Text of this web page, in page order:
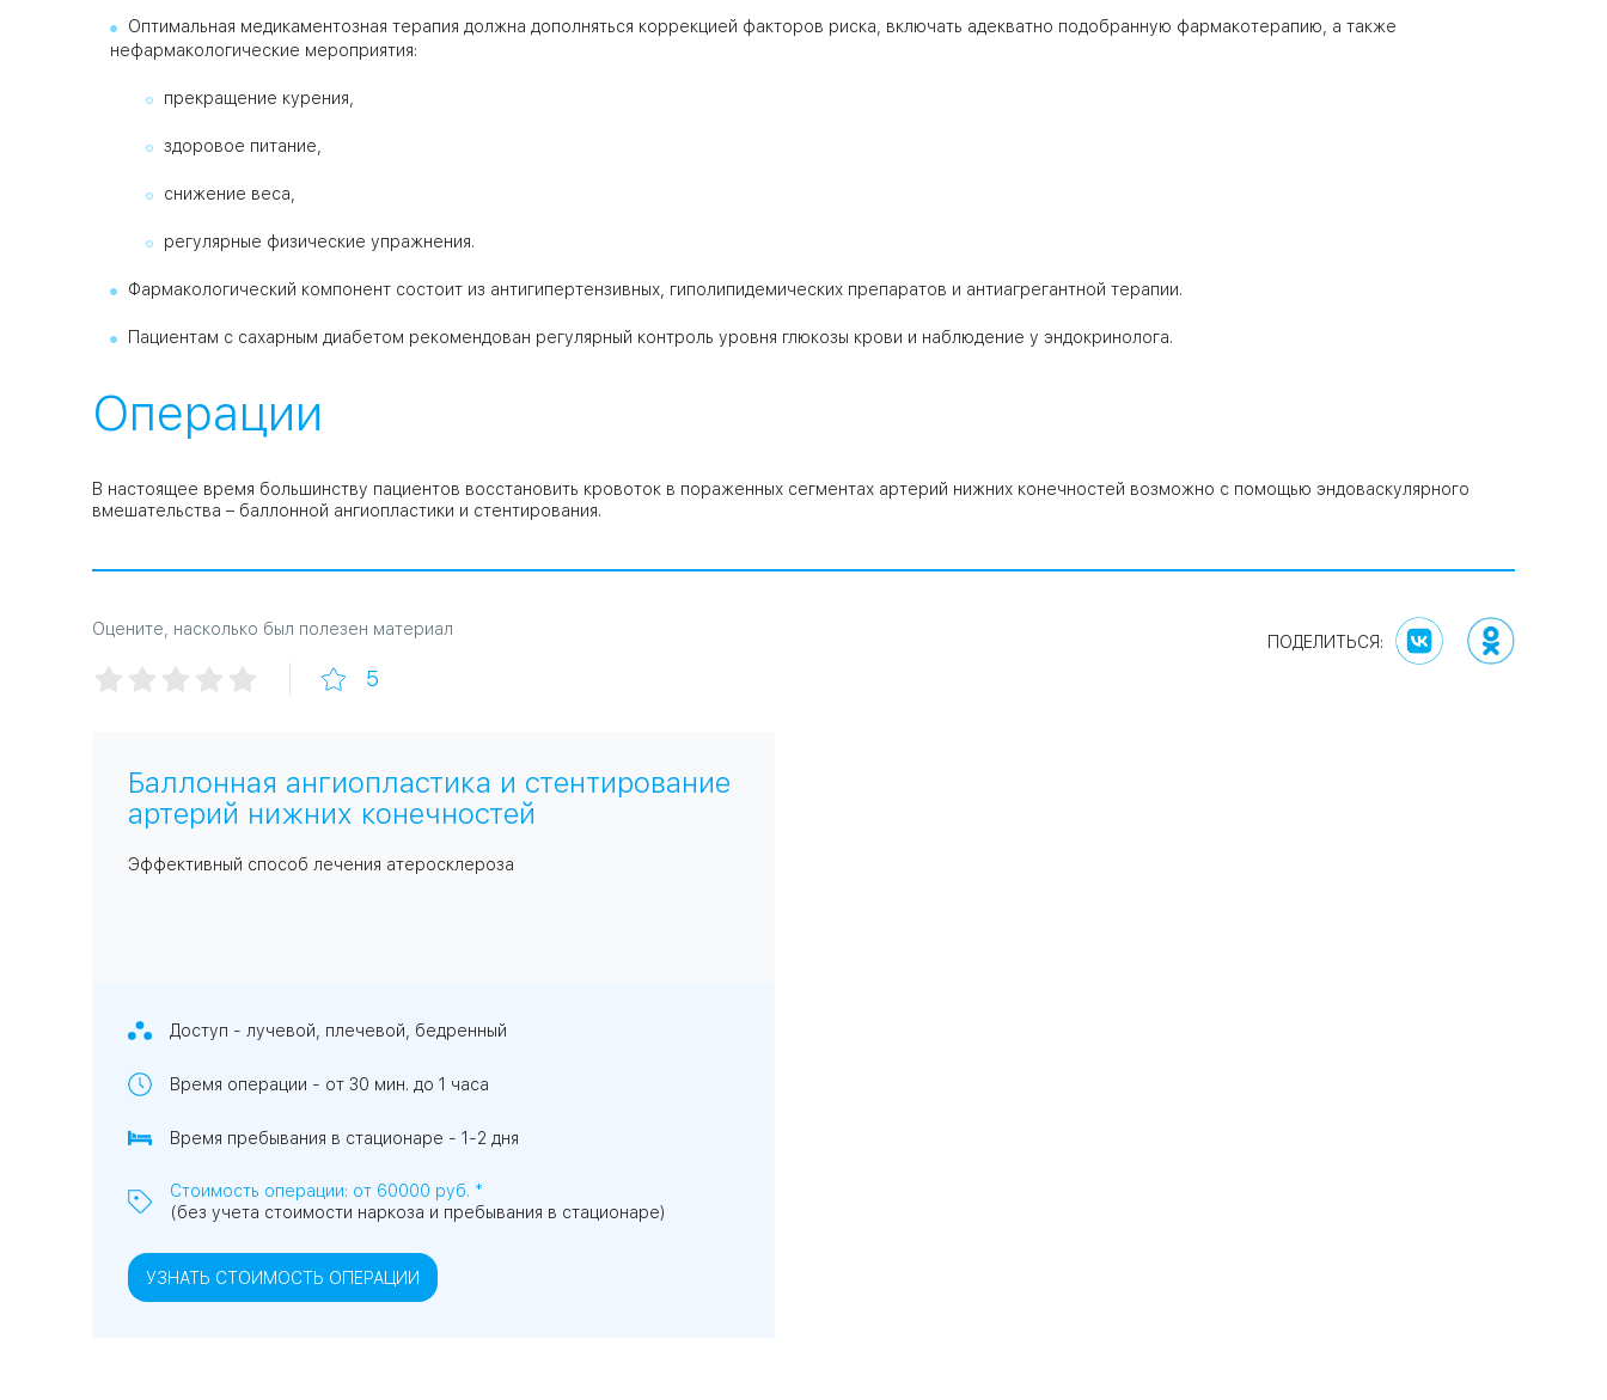
Оптимальная медикаментозная терапия должна дополняться коррекцией факторов риска, включать адекватно подобранную фармакотерапию, а также
нефармакологические мероприятия:
прекращение курения,
здоровое питание,
снижение веса,
регулярные физические упражнения.
Фармакологический компонент состоит из антигипертензивных, гиполипидемических препаратов и антиагрегантной терапии.
Пациентам с сахарным диабетом рекомендован регулярный контроль уровня глюкозы крови и наблюдение у эндокринолога.
Операции
В настоящее время большинству пациентов восстановить кровоток в пораженных сегментах артерий нижних конечностей возможно с помощью эндоваскулярного
вмешательства – баллонной ангиопластики и стентирования.
Оцените, насколько был полезен материал
5
Баллонная ангиопластика и стентирование
артерий нижних конечностей
Эффективный способ лечения атеросклероза
Доступ - лучевой, плечевой, бедренный
Время операции - от 30 мин. до 1 часа
Время пребывания в стационаре - 1-2 дня
Стоимость операции: от 60000 руб. *
(без учета стоимости наркоза и пребывания в стационаре)
УЗНАТЬ СТОИМОСТЬ ОПЕРАЦИИ